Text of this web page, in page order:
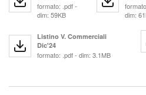
formato: .pdf -
dim: 59KB
dim:
Listino V. Commerciali
Dic'24
formato: .pdf - dim: 3.1MB